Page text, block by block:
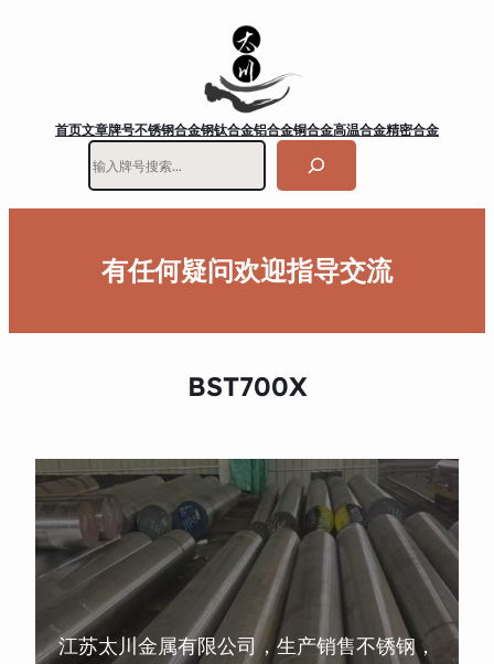
首页文章牌号不锈钢合金钢钛合金铝合金铜合金高温合金精密合金
有任何疑问欢迎指导交流
BST700X
江苏太川金属有限公司，生产销售不锈钢，